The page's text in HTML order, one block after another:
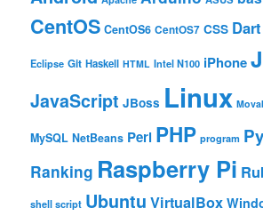
CentOS CentOS6 CentOS7 CSS Dart
Eclipse Git Haskell HTML Intel N100 iPhone
JavaScript JBoss Linux
MySQL NetBeans Perl PHP program
Ranking Raspberry Pi
shell script Ubuntu VirtualBox